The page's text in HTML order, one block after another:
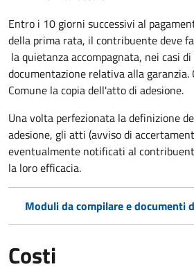
Entro i 10 giorni successivi al
della prima rata, il contribuente deve
la quietanza accompagnata, nei casi
documentazione relativa alla garanzia.
Comune la copia dell'atto di adesione.
Una volta perfezionata la definizione
adesione, gli atti (avviso di
eventualmente notificati al
la loro efficacia.
Moduli da compilare e documenti
Costi